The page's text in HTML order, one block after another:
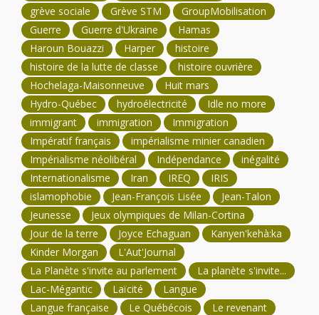
grève sociale
Grève STM
GroupMobilisation
Guerre
Guerre d'Ukraine
Hamas
Haroun Bouazzi
Harper
histoire
histoire de la lutte de classe
histoire ouvrière
Hochelaga-Maisonneuve
Huit mars
Hydro-Québec
hydroélectricité
Idle no more
immigrant
immigration
Immigration
Impératif français
impérialisme minier canadien
Impérialisme néolibéral
Indépendance
inégalité
Internationalisme
Iran IREQ
IRIS
islamophobie
Jean-François Lisée
Jean-Talon
Jeunesse
Jeux olympiques de Milan-Cortina
Jour de la terre
Joyce Echaguan
Kanyen'kehà:ka
Kinder Morgan
L'Aut'Journal
La Planète s'invite au parlement
La planète s'invite...
Lac-Mégantic
Laïcité
Langue
Langue française
Le Québécois
Le revenant